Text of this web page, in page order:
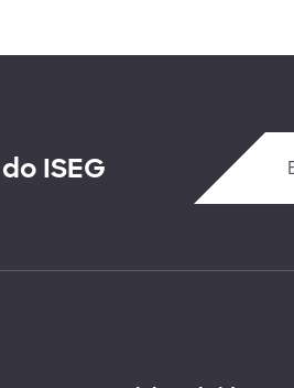
ISEG